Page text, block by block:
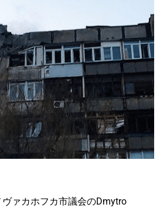
ァカホフカ市議会のDmytro